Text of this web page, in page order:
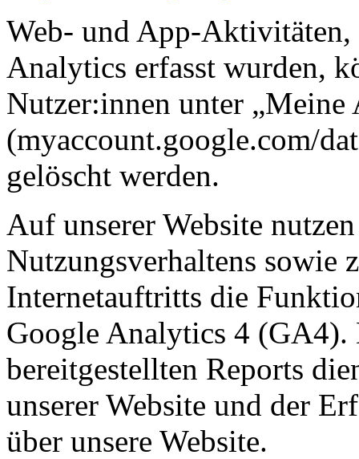
Web- und App-
Analytics erfasst wurden,
Nutzer:innen unter
(myaccount.google.com/
gelöscht werden.
Auf unserer Website
Nutzungsverhaltens sowie
Internetauftritts die
Google Analytics 4 (GA4).
bereitgestellten Reports
unserer Website und der
über unsere Website.